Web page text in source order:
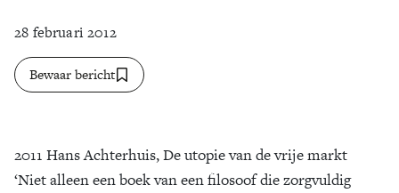
Zoek
28 februari 2012
Bewaar bericht
2011 Hans Achterhuis, De utopie van de vrije markt
‘Niet alleen een boek van een filosoof die zorgvuldig